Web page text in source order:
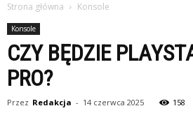
Strona główna Konsole
Konsole
CZY BĘDZIE
PRO?
Przez Redakcja - 14 czerwca 2025 158